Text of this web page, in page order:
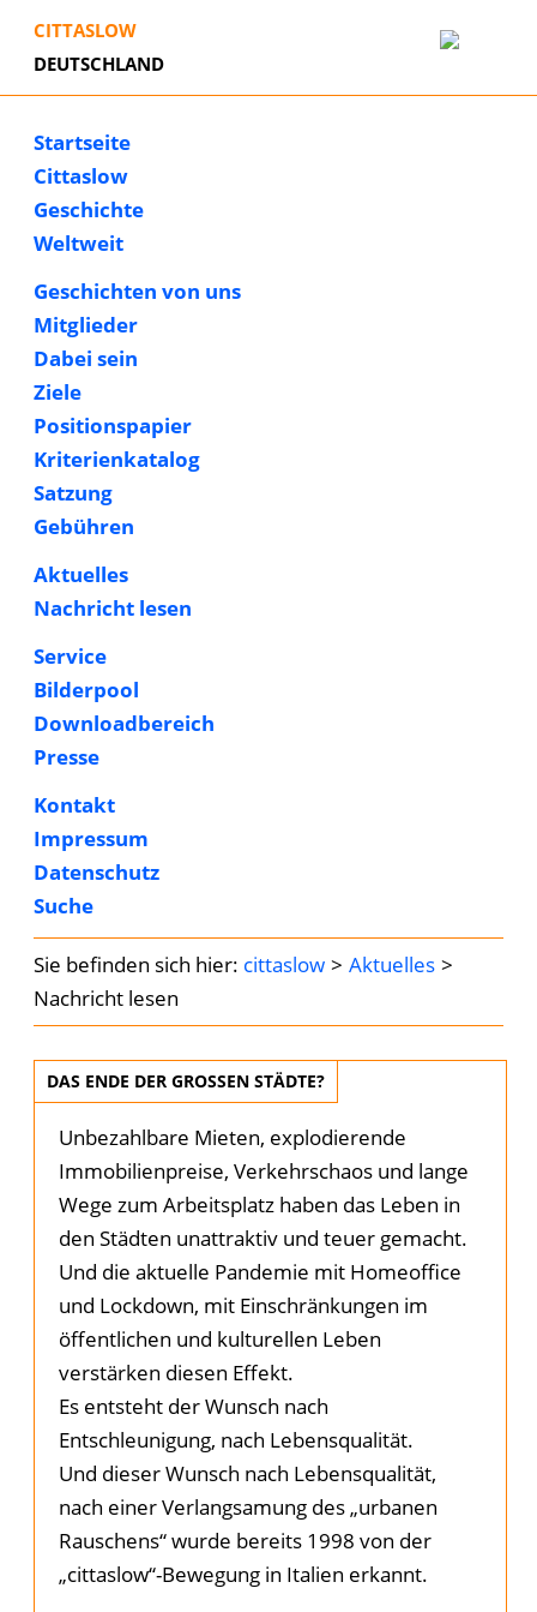
CITTASLOW
DEUTSCHLAND
Startseite
Cittaslow
Geschichte
Weltweit
Geschichten von uns
Mitglieder
Dabei sein
Ziele
Positionspapier
Kriterienkatalog
Satzung
Gebühren
Aktuelles
Nachricht lesen
Service
Bilderpool
Downloadbereich
Presse
Kontakt
Impressum
Datenschutz
Suche
cittaslow
Aktuelles
Nachricht lesen
DAS ENDE DER GROSSEN STÄDTE?
Unbezahlbare Mieten, explodierende
Immobilienpreise, Verkehrschaos und lange
Wege zum Arbeitsplatz haben das Leben in
den Städten unattraktiv und teuer gemacht.
Und die aktuelle Pandemie mit Homeoffice
und Lockdown, mit Einschränkungen im
öffentlichen und kulturellen Leben
verstärken diesen Effekt.
Es entsteht der Wunsch nach
Entschleunigung, nach Lebensqualität.
Und dieser Wunsch nach Lebensqualität,
nach einer Verlangsamung des „urbanen
Rauschens“ wurde bereits 1998 von der
„cittaslow“-Bewegung in Italien erkannt.